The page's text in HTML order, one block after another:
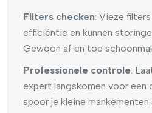
Filters checken: Vieze
efficiëntie en kunnen
Gewoon af en toe
Professionele controle:
expert langskomen voor een
spoor je kleine